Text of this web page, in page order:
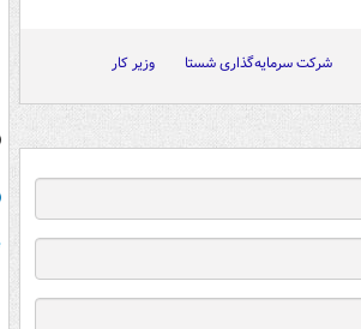
شرکت سرمایه‌گذاری شستا وزیر کار